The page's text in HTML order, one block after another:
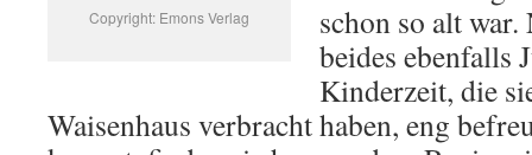
Copyright: Emons Verlag
schon so alt
beides ebenfalls
Kinderzeit, die
Waisenhaus verbracht haben, eng